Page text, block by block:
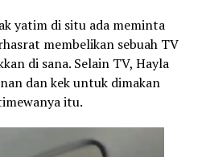
yatim di situ ada meminta
membelikan sebuah TV
di sana. Selain TV, Hayla
dan kek untuk dimakan
itu.